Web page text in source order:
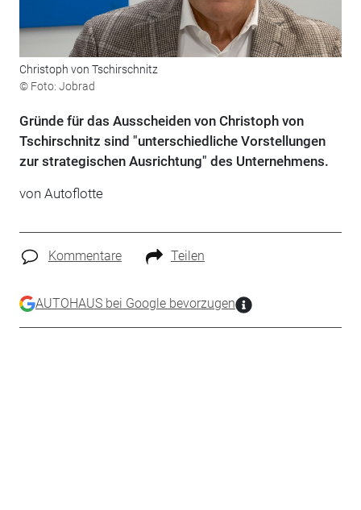
Christoph von Tschirschnitz
© Foto: Jobrad
Gründe für das Ausscheiden von Christoph von
Tschirschnitz sind "unterschiedliche Vorstellungen
zur strategischen Ausrichtung" des Unternehmens.
von Autoflotte
Kommentare Teilen
AUTOHAUS bei Google bevorzugen